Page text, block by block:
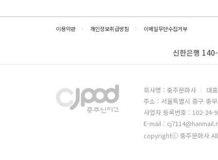
이용약관 개인정보취급방침 이메일무단수집거부
신한은행
회사명 : 충주문화사
대
주소 : 서울특별시 중구 충
사업자 등록번호 : 102-24-
E-mail :
copyrightⓒ 충주문화사